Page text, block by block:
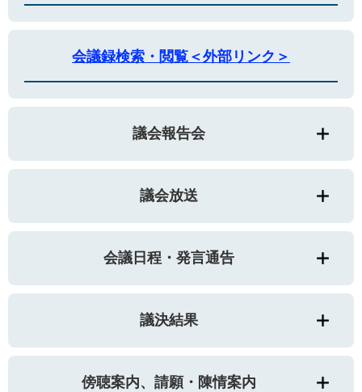
会議録検索・閲覧＜外部リンク＞
議会報告会
議会放送
会議日程・発言通告
議決結果
傍聴案内、請願・陳情案内